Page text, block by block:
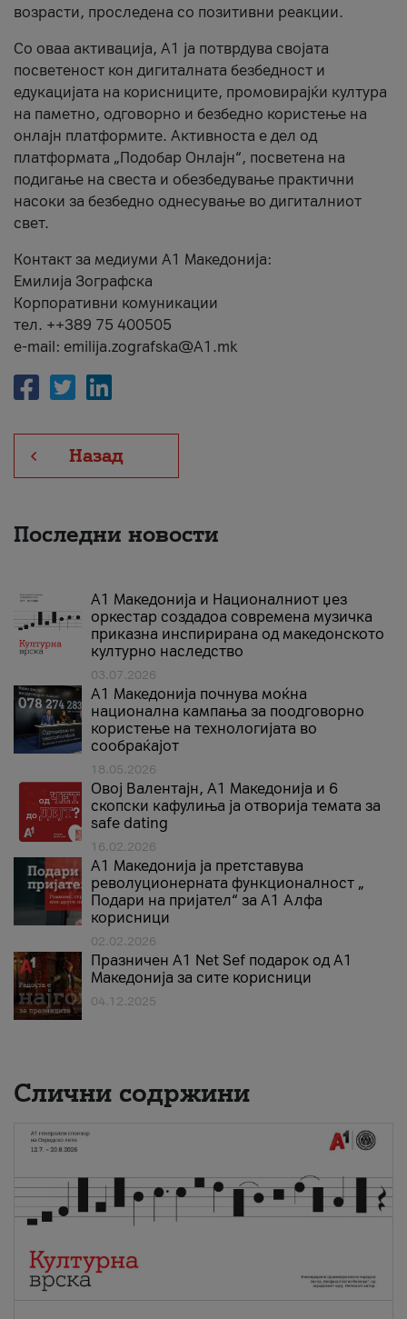
возрасти, проследена со позитивни реакции.
Со оваа активација, А1 ја потврдува својата
посветеност кон дигиталната безбедност и
едукацијата на корисниците, промовирајќи култура
на паметно, одговорно и безбедно користење на
онлајн платформите. Активноста е дел од
платформата „Подобар Онлајн“, посветена на
подигање на свеста и обезбедување практични
насоки за безбедно однесување во дигиталниот
свет.
Контакт за медиуми А1 Македонија:
Емилија Зографска
Корпоративни комуникации
тел. ++389 75 400505
e-mail: emilija.zografska@A1.mk
Назад
Последни новости
А1 Македонија и Националниот џез
оркестар создадоа современа музичка
приказна инспирирана од македонското
културно наследство
03.07.2026
A1 Македонија почнува моќна
национална кампања за поодговорно
користење на технологијата во
сообраќајот
18.05.2026
Овој Валентајн, A1 Македонија и 6
скопски кафулиња ја отворија темата за
safe dating
16.02.2026
А1 Македонија ја претставува
револуционерната функционалност „
Подари на пријател“ за А1 Алфа
корисници
02.02.2026
Празничен A1 Net Sеf подарок од А1
Македонија за сите корисници
04.12.2025
Слични содржини